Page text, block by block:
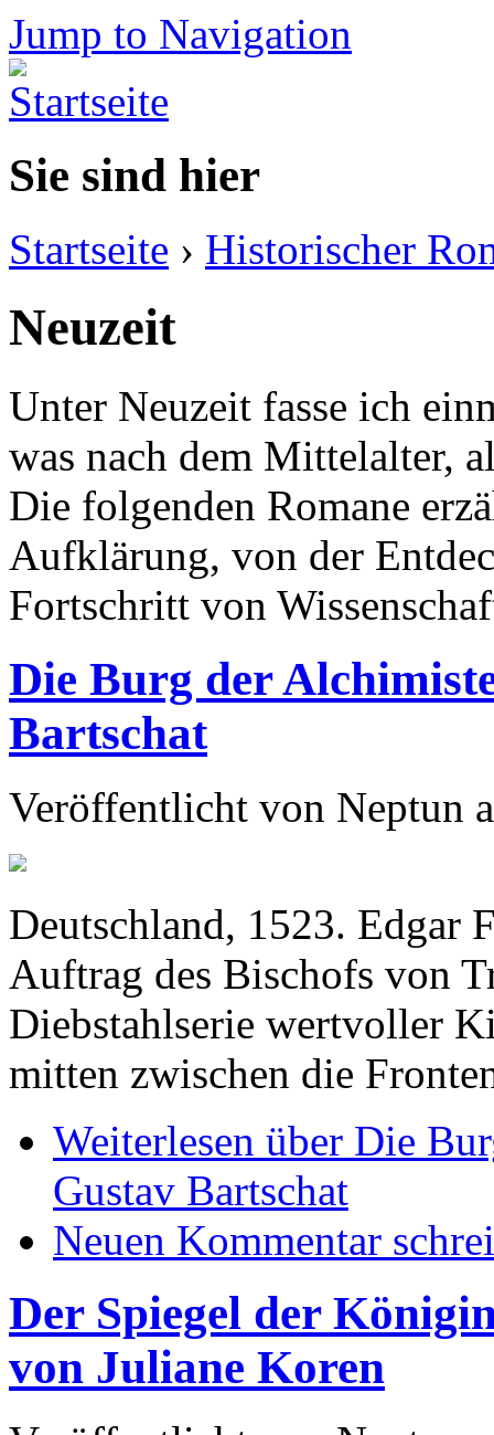
Jump to Navigation
Sie sind hier
Startseite › Historischer
Neuzeit
Unter Neuzeit fasse ich
was nach dem Mittelalter,
Die folgenden Romane
Aufklärung, von der
Fortschritt von
Die Burg der
Bartschat
Veröffentlicht von Neptun
Deutschland, 1523. Edgar
Auftrag des Bischofs von
Diebstahlserie wertvoller
mitten zwischen die
Weiterlesen über Die
Gustav Bartschat
Neuen Kommentar
Der Spiegel der
von Juliane Koren